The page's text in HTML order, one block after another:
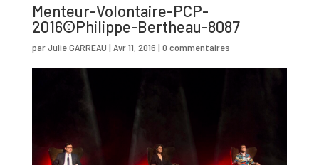
Menteur-Volontaire-PCP-
2016©Philippe-Bertheau-8087
parJulie GARREAU | Avr 11, 2016 | 0 commentaires